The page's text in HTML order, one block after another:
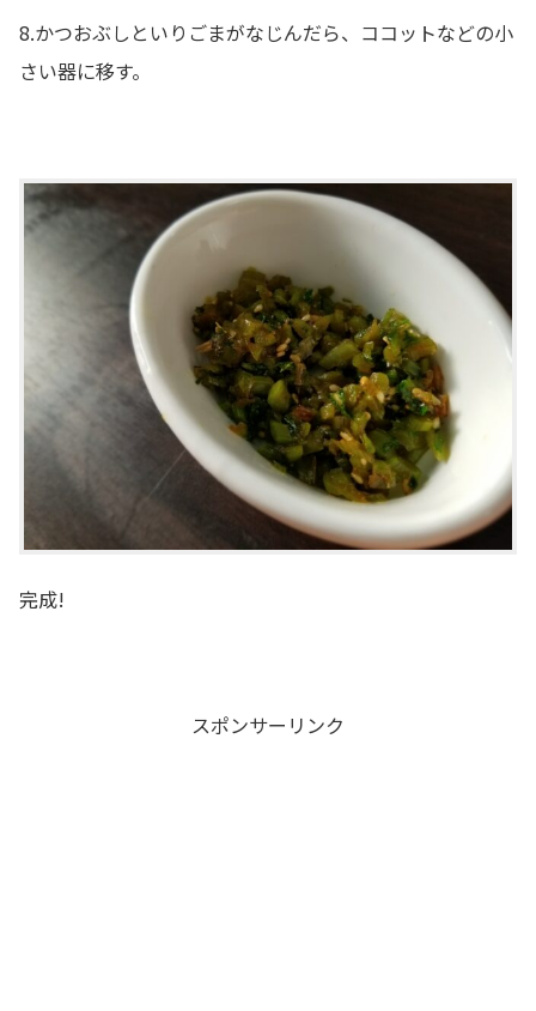
8.かつおぶしといりごまがなじんだら、ココットなどの小
さい器に移す。
完成!
スポンサーリンク